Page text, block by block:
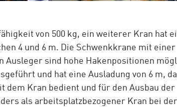
von 500 kg, ein weiterer Kran hat
4 und 6 m. Die Schwenkkrane mit einer
sind hohe Hakenpositionen
und hat eine Ausladung von 6 m,
dem Kran bedient und für den Ausbau der
als arbeitsplatzbezogener Kran bei der